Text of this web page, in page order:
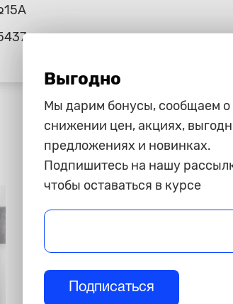
Выгодно
Мы дарим бонусы, сообщаем о
снижении цен, акциях,
предложениях и новинках.
Подпишитесь на нашу
чтобы оставаться в курсе
Подписаться